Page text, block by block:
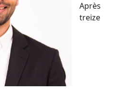
Après
treize